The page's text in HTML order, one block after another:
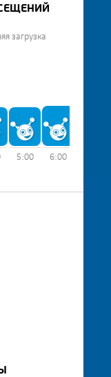
загрузка
5:00 6:00